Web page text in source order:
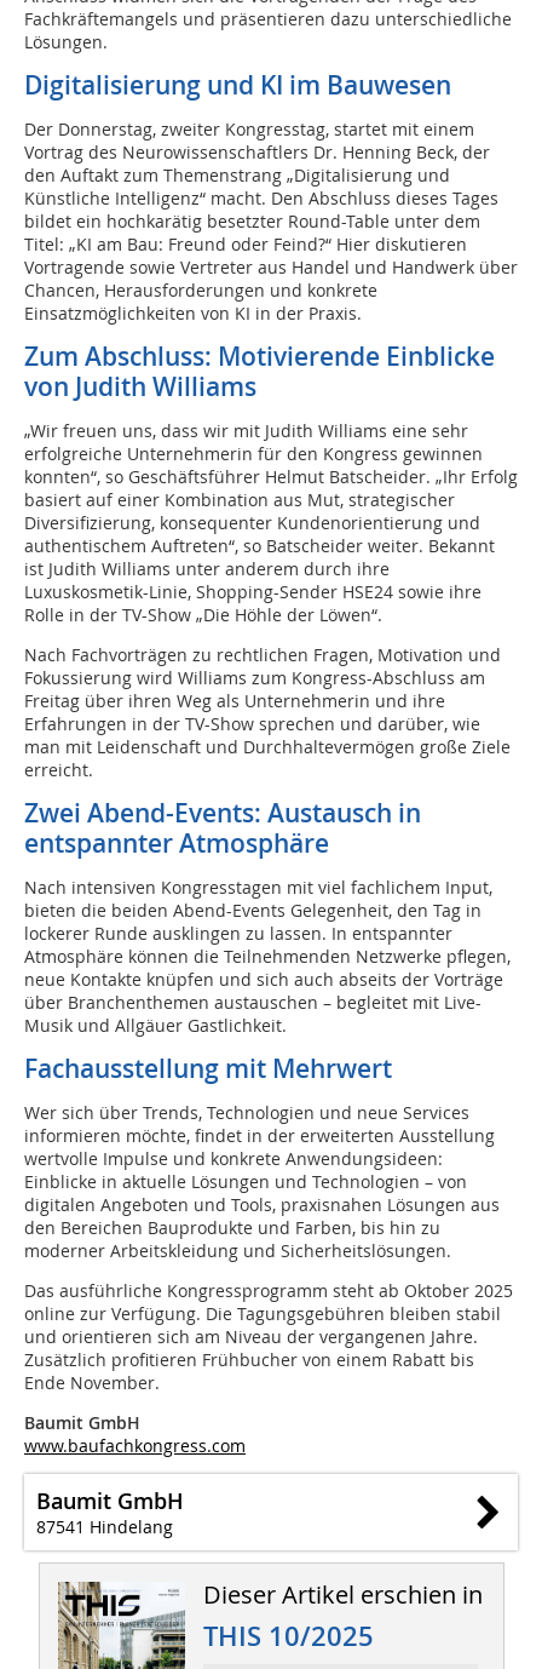
Fachkräftemangels und präsentieren dazu unterschiedliche
Lösungen.
Digitalisierung und KI im Bauwesen
Der Donnerstag, zweiter Kongresstag, startet mit einem
Vortrag des Neurowissenschaftlers Dr. Henning Beck, der
den Auftakt zum Themenstrang „Digitalisierung und
Künstliche Intelligenz“ macht. Den Abschluss dieses Tages
bildet ein hochkarätig besetzter Round-Table unter dem
Titel: „KI am Bau: Freund oder Feind?“ Hier diskutieren
Vortragende sowie Vertreter aus Handel und Handwerk über
Chancen, Herausforderungen und konkrete
Einsatzmöglichkeiten von KI in der Praxis.
Zum Abschluss: Motivierende Einblicke
von Judith Williams
„Wir freuen uns, dass wir mit Judith Williams eine sehr
erfolgreiche Unternehmerin für den Kongress gewinnen
konnten“, so Geschäftsführer Helmut Batscheider. „Ihr Erfolg
basiert auf einer Kombination aus Mut, strategischer
Diversifizierung, konsequenter Kundenorientierung und
authentischem Auftreten“, so Batscheider weiter. Bekannt
ist Judith Williams unter anderem durch ihre
Luxuskosmetik-Linie, Shopping-Sender HSE24 sowie ihre
Rolle in der TV-Show „Die Höhle der Löwen“.
Nach Fachvorträgen zu rechtlichen Fragen, Motivation und
Fokussierung wird Williams zum Kongress-Abschluss am
Freitag über ihren Weg als Unternehmerin und ihre
Erfahrungen in der TV-Show sprechen und darüber, wie
man mit Leidenschaft und Durchhaltevermögen große Ziele
erreicht.
Zwei Abend-Events: Austausch in
entspannter Atmosphäre
Nach intensiven Kongresstagen mit viel fachlichem Input,
bieten die beiden Abend-Events Gelegenheit, den Tag in
lockerer Runde ausklingen zu lassen. In entspannter
Atmosphäre können die Teilnehmenden Netzwerke pflegen,
neue Kontakte knüpfen und sich auch abseits der Vorträge
über Branchenthemen austauschen – begleitet mit Live-
Musik und Allgäuer Gastlichkeit.
Fachausstellung mit Mehrwert
Wer sich über Trends, Technologien und neue Services
informieren möchte, findet in der erweiterten Ausstellung
wertvolle Impulse und konkrete Anwendungsideen:
Einblicke in aktuelle Lösungen und Technologien – von
digitalen Angeboten und Tools, praxisnahen Lösungen aus
den Bereichen Bauprodukte und Farben, bis hin zu
moderner Arbeitskleidung und Sicherheitslösungen.
Das ausführliche Kongressprogramm steht ab Oktober 2025
online zur Verfügung. Die Tagungsgebühren bleiben stabil
und orientieren sich am Niveau der vergangenen Jahre.
Zusätzlich profitieren Frühbucher von einem Rabatt bis
Ende November.
Baumit GmbH
www.baufachkongress.com
Baumit GmbH
87541 Hindelang
Dieser Artikel erschien in
THIS 10/2025